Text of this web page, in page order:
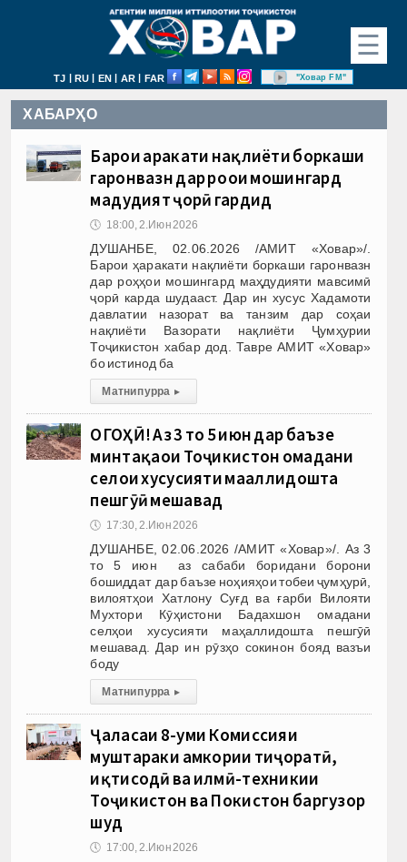
☰
TJ | RU | EN | AR | FAR "Ховар FM"
ХАБАРҲО
Барои ҳаракати нақлиёти боркаши
гаронвазн дар роҳҳои мошингард
маҳдудият ҷорӣ гардид
🕔 18:00, 2.Июн 2026
ДУШАНБЕ, 02.06.2026 /АМИТ «Ховар»/.
Барои ҳаракати нақлиёти боркаши гаронвазн
дар роҳҳои мошингард маҳдудияти мавсимӣ
ҷорӣ карда шудааст. Дар ин хусус Хадамоти
давлатии назорат ва танзим дар соҳаи
нақлиёти Вазорати нақлиёти Ҷумҳурии
Тоҷикистон хабар дод. Тавре АМИТ «Ховар»
бо истинод ба
Матни пурра ▸
ОГОҲӢ! Аз 3 то 5 июн дар баъзе
минтақаҳои Тоҷикистон омадани
селҳои хусусияти маҳаллидошта
пешгӯӣ мешавад
🕔 17:30, 2.Июн 2026
ДУШАНБЕ, 02.06.2026 /АМИТ «Ховар»/. Аз 3
то 5 июн аз сабаби боридани борони
бошиддат дар баъзе ноҳияҳои тобеи ҷумҳурӣ,
вилоятҳои Хатлону Суғд ва ғарби Вилояти
Мухтори Кӯҳистони Бадахшон омадани
селҳои хусусияти маҳаллидошта пешгӯӣ
мешавад. Дар ин рӯзҳо сокинон бояд вазъи
боду
Матни пурра ▸
Ҷаласаи 8-уми Комиссияи
муштараки ҳамкории тиҷоратӣ,
иқтисодӣ ва илмӣ-техникии
Тоҷикистон ва Покистон баргузор
шуд
🕔 17:00, 2.Июн 2026